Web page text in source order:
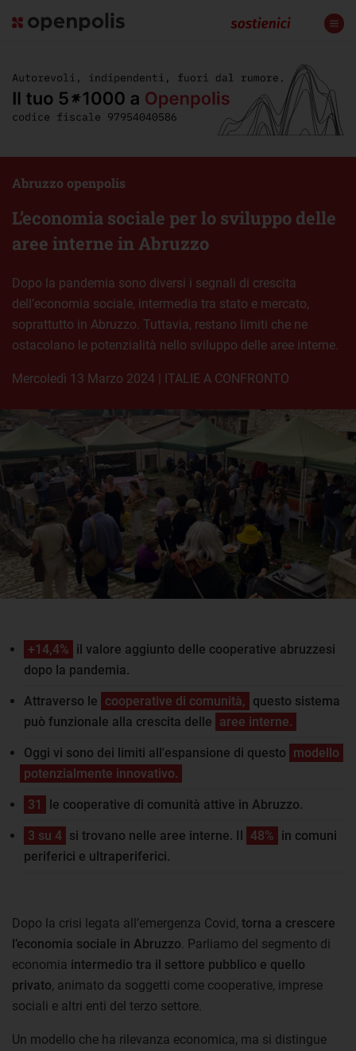
L’economia sociale per lo sviluppo delle
aree interne in Abruzzo
Abruzzo openpolis
Dopo la pandemia sono diversi i segnali di crescita
dell’economia sociale, intermedia tra stato e mercato,
soprattutto in Abruzzo. Tuttavia, restano limiti che ne
ostacolano le potenzialità nello sviluppo delle aree interne.
mercoledì 13 Marzo 2024 | ITALIE A CONFRONTO
+14,4% il valore aggiunto delle cooperative abruzzesi
dopo la pandemia.
Attraverso le cooperative di comunità, questo sistema
può funzionale alla crescita delle aree interne.
Oggi vi sono dei limiti all'espansione di questo modello
potenzialmente innovativo.
31 le cooperative di comunità attive in Abruzzo.
3 su 4 si trovano nelle aree interne. Il 48% in comuni
periferici e ultraperiferici.
Dopo la crisi legata all’emergenza Covid, torna a crescere
l’economia sociale in Abruzzo . Parliamo del segmento di
economia intermedio tra il settore pubblico e quello
privato, animato da soggetti come cooperative, imprese
sociali e altri enti del terzo settore.
Un modello che ha rilevanza economica, ma si distingue